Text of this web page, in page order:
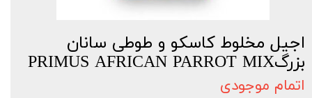
اجیل مخلوط کاسکو و طوطی سانان
بزرگPRIMUS AFRICAN PARROT MIX
اتمام موجودی